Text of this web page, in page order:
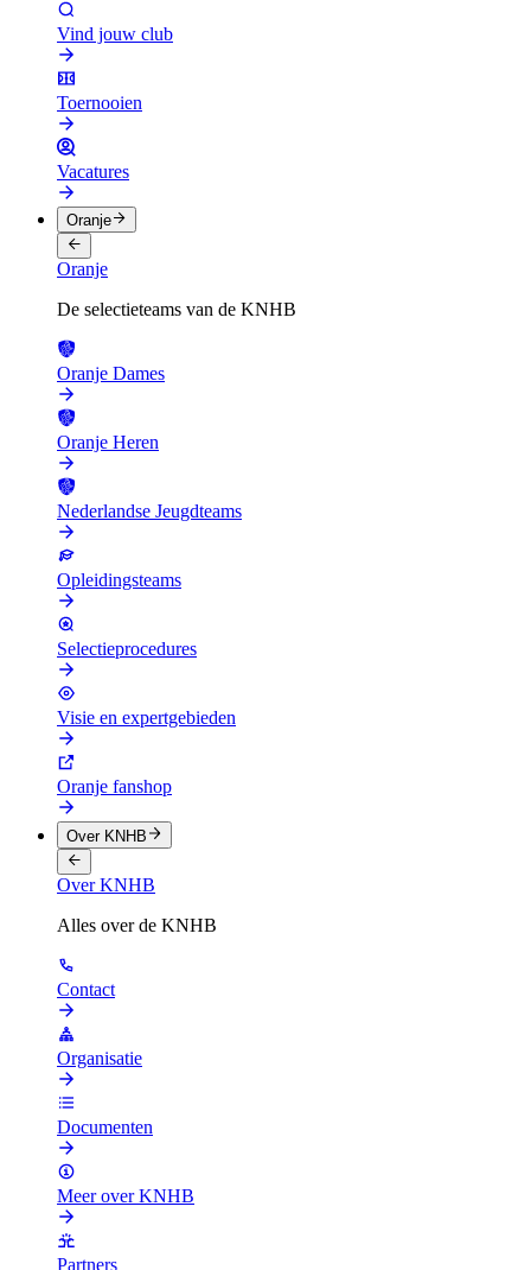
Vind jouw club
Toernooien
Vacatures
Oranje
Oranje
De selectieteams van de KNHB
Oranje Dames
Oranje Heren
Nederlandse Jeugdteams
Opleidingsteams
Selectieprocedures
Visie en expertgebieden
Oranje fanshop
Over KNHB
Over KNHB
Alles over de KNHB
Contact
Organisatie
Documenten
Meer over KNHB
Partners